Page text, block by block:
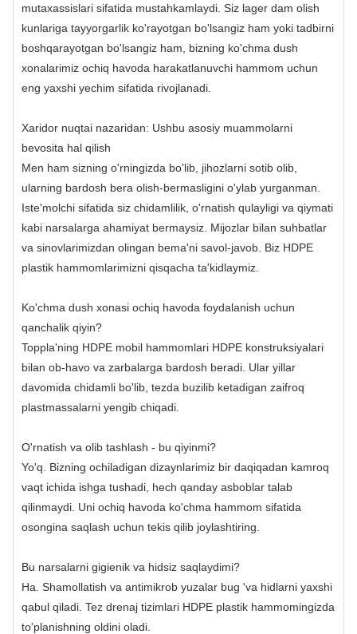
mutaxassislari sifatida mustahkamlaydi. Siz lager dam olish
kunlariga tayyorgarlik ko'rayotgan bo'lsangiz ham yoki tadbirni
boshqarayotgan bo'lsangiz ham, bizning ko'chma dush
xonalarimiz ochiq havoda harakatlanuvchi hammom uchun
eng yaxshi yechim sifatida rivojlanadi.
Xaridor nuqtai nazaridan: Ushbu asosiy muammolarni
bevosita hal qilish
Men ham sizning o'rningizda bo'lib, jihozlarni sotib olib,
ularning bardosh bera olish-bermasligini o'ylab yurganman.
Iste'molchi sifatida siz chidamlilik, o'rnatish qulayligi va qiymati
kabi narsalarga ahamiyat bermaysiz. Mijozlar bilan suhbatlar
va sinovlarimizdan olingan bema'ni savol-javob. Biz HDPE
plastik hammomlarimizni qisqacha ta'kidlaymiz.
Ko'chma dush xonasi ochiq havoda foydalanish uchun
qanchalik qiyin?
Toppla'ning HDPE mobil hammomlari HDPE konstruksiyalari
bilan ob-havo va zarbalarga bardosh beradi. Ular yillar
davomida chidamli bo'lib, tezda buzilib ketadigan zaifroq
plastmassalarni yengib chiqadi.
O'rnatish va olib tashlash - bu qiyinmi?
Yo'q. Bizning ochiladigan dizaynlarimiz bir daqiqadan kamroq
vaqt ichida ishga tushadi, hech qanday asboblar talab
qilinmaydi. Uni ochiq havoda ko'chma hammom sifatida
osongina saqlash uchun tekis qilib joylashtiring.
Bu narsalarni gigienik va hidsiz saqlaydimi?
Ha. Shamollatish va antimikrob yuzalar bug 'va hidlarni yaxshi
qabul qiladi. Tez drenaj tizimlari HDPE plastik hammomingizda
to'planishning oldini oladi.